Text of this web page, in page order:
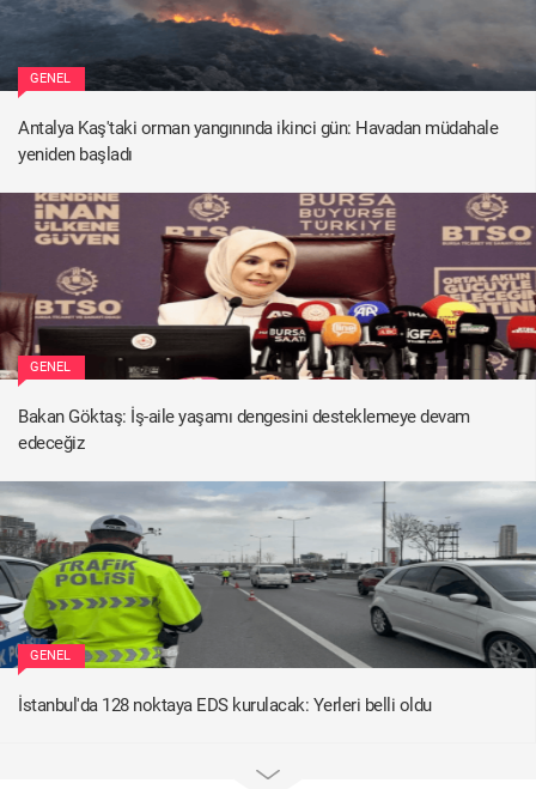
GENEL
Antalya Kaş'taki orman yangınında ikinci gün: Havadan müdahale
yeniden başladı
GENEL
Bakan Göktaş: İş-aile yaşamı dengesini desteklemeye devam
edeceğiz
GENEL
İstanbul'da 128 noktaya EDS kurulacak: Yerleri belli oldu